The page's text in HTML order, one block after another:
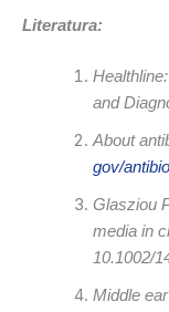
Literatura:
and
About
gov/
Glasziou
media in
10.1002/
Middle